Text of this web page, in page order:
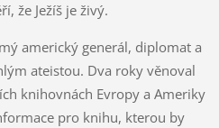
že Ježíš je živý.
americký generál, diplomat a
ateistou. Dva roky věnoval
knihovnách Evropy a Ameriky
pro knihu, kterou by